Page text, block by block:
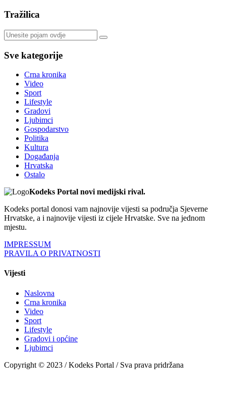
Tražilica
Sve kategorije
Crna kronika
Video
Sport
Lifestyle
Gradovi
Ljubimci
Gospodarstvo
Politika
Kultura
Događanja
Hrvatska
Ostalo
Kodeks Portal novi medijski rival.
Kodeks portal donosi vam najnovije vijesti sa područja Sjeverne
Hrvatske, a i najnovije vijesti iz cijele Hrvatske. Sve na jednom
mjestu.
IMPRESSUM
PRAVILA O PRIVATNOSTI
Vijesti
Naslovna
Crna kronika
Video
Sport
Lifestyle
Gradovi i općine
Ljubimci
Copyright © 2023 / Kodeks Portal / Sva prava pridržana